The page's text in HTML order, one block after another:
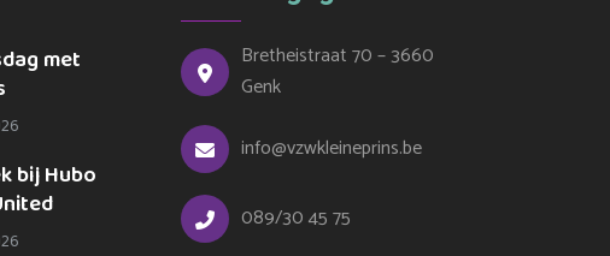
met
bij Hubo
Bretheistraat 70 – 3660
Genk
info@vzwkleineprins.be
089/30 45 75